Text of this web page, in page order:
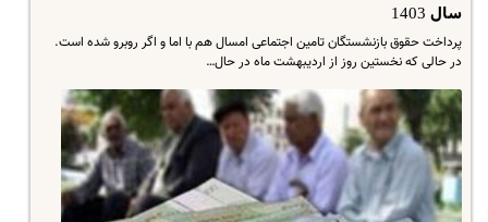
سال 1403
پرداخت حقوق بازنشستگان تامین اجتماعی امسال هم با اما و اگر روبرو شده است.
در حالی که نخستین روز از اردیبهشت ماه در حال…